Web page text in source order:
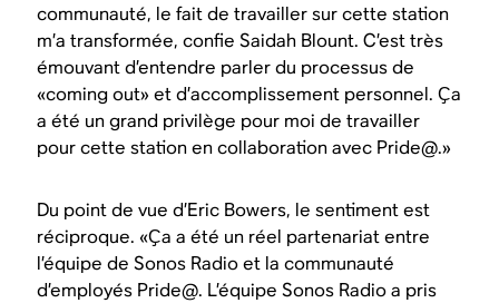
communauté, le fait de travailler sur cette station
m’a transformée, confie Saidah Blount. C’est très
émouvant d’entendre parler du processus de
«coming out» et d’accomplissement personnel. Ҫa
a été un grand privilège pour moi de travailler
pour cette station en collaboration avec Pride@.»
Du point de vue d’Eric Bowers, le sentiment est
réciproque. «Ҫa a été un réel partenariat entre
l’équipe de Sonos Radio et la communauté
d’employés Pride@. L’équipe Sonos Radio a pris